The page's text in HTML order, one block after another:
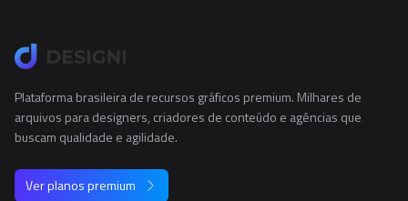
Plataforma brasileira de recursos gráficos premium. Milhares de
arquivos para designers, criadores de conteúdo e agências que
buscam qualidade e agilidade.
Ver planos premium